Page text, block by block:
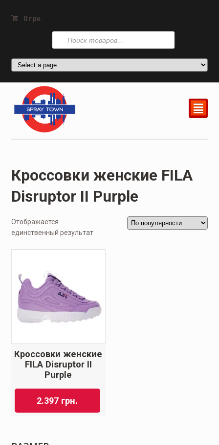
0 грн.
Поиск
товаров
²
Кроссовки женские FILA
Disruptor II Purple
Отображается
единственный результат
Кроссовки женские
FILA Disruptor II
Purple
2.397 грн.